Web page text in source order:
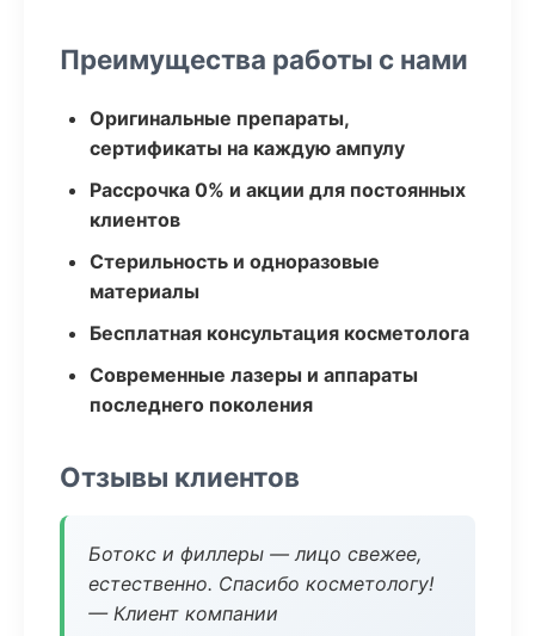
Преимущества работы с нами
Оригинальные препараты,
сертификаты на каждую ампулу
Рассрочка 0% и акции для постоянных
клиентов
Стерильность и одноразовые
материалы
Бесплатная консультация косметолога
Современные лазеры и аппараты
последнего поколения
Отзывы клиентов
Ботокс и филлеры — лицо свежее,
естественно. Спасибо косметологу!
— Клиент компании